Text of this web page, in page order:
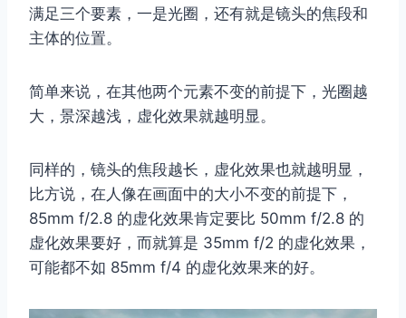
满足三个要素，一是光圈，还有就是镜头的焦段和
主体的位置。
简单来说，在其他两个元素不变的前提下，光圈越
大，景深越浅，虚化效果就越明显。
同样的，镜头的焦段越长，虚化效果也就越明显，
比方说，在人像在画面中的大小不变的前提下，
85mm f/2.8 的虚化效果肯定要比 50mm f/2.8 的
虚化效果要好，而就算是 35mm f/2 的虚化效果，
可能都不如 85mm f/4 的虚化效果来的好。